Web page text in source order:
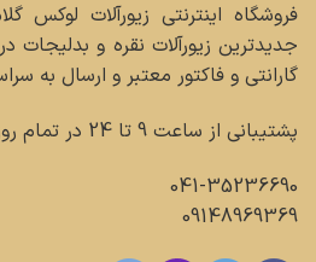
فروشگاه اینترنتی زیورآلات لوکس
جدیدترین زیورآلات نقره و بدلیجات
گارانتی و فاکتور معتبر و ارسال به
پشتیبانی از ساعت 9 تا 24 در تمام روزهای هفته :
041-35236690
09148969369